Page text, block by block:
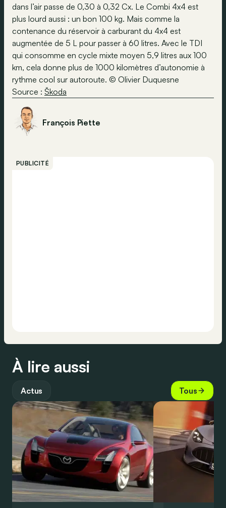
dans l’air passe de 0,30 à 0,32 Cx. Le Combi 4x4 est
plus lourd aussi : un bon 100 kg. Mais comme la
contenance du réservoir à carburant du 4x4 est
augmentée de 5 L pour passer à 60 litres. Avec le TDI
qui consomme en cycle mixte moyen 5,9 litres aux 100
km, cela donne plus de 1000 kilomètres d’autonomie à
rythme cool sur autoroute. © Olivier Duquesne
Source : Škoda
François Piette
PUBLICITÉ
À lire aussi
Actus Tous